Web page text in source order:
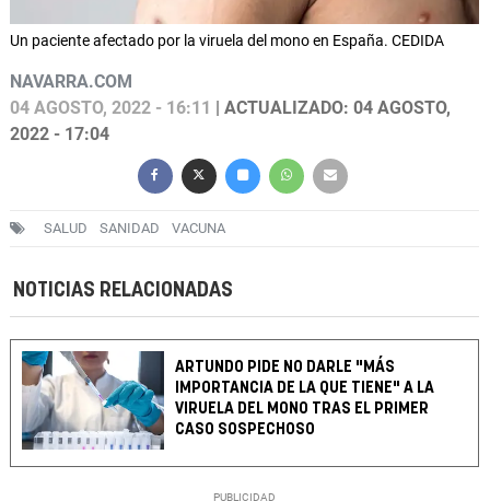
Un paciente afectado por la viruela del mono en España. CEDIDA
NAVARRA.COM
04 AGOSTO, 2022 - 16:11
| ACTUALIZADO: 04 AGOSTO,
2022 - 17:04
SALUD SANIDAD VACUNA
NOTICIAS RELACIONADAS
ARTUNDO PIDE NO DARLE "MÁS
IMPORTANCIA DE LA QUE TIENE" A LA
VIRUELA DEL MONO TRAS EL PRIMER
CASO SOSPECHOSO